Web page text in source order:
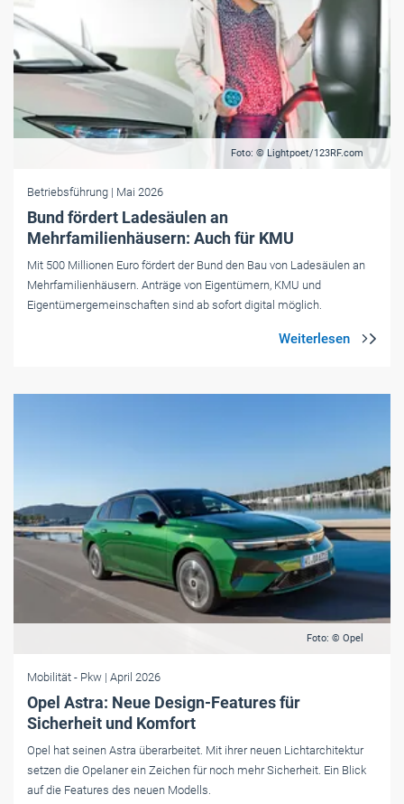
Foto: © Lightpoet/123RF.com
Betriebsführung | Mai 2026
Bund fördert Ladesäulen an
Mehrfamilienhäusern: Auch für KMU
Mit 500 Millionen Euro fördert der Bund den Bau von Ladesäulen an
Mehrfamilienhäusern. Anträge von Eigentümern, KMU und
Eigentümergemeinschaften sind ab sofort digital möglich.
Foto: © Opel
Mobilität - Pkw | April 2026
Opel Astra: Neue Design-Features für
Sicherheit und Komfort
Opel hat seinen Astra überarbeitet. Mit ihrer neuen Lichtarchitektur
setzen die Opelaner ein Zeichen für noch mehr Sicherheit. Ein Blick
auf die Features des neuen Modells.